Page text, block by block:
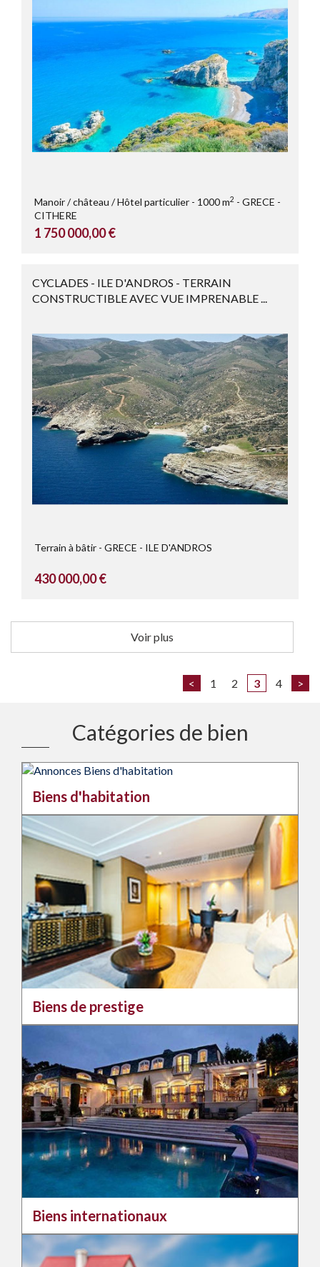
Manoir / château / Hôtel particulier 1000 m2
GRECE
CITHERE
1 750 000,00 €
CYCLADES - ILE D'ANDROS - TERRAIN
CONSTRUCTIBLE AVEC VUE IMPRENABLE ...
Terrain à bâtir GRECE ILE D'ANDROS
430 000,00 €
Voir plus
< 1 2 3 4 >
Catégories de bien
Biens d'habitation
Biens de prestige
Biens internationaux